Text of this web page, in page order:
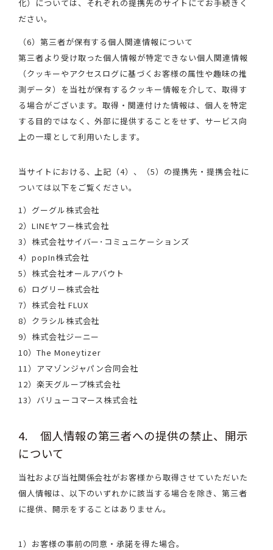
化）については、それぞれの提携先のサイトにてお手続きく
ださい。
（6）第三者が保有する個人関連情報について
第三者より受け取った個人情報が特定できない個人関連情報
（クッキーやアクセスログに基づくお客様の属性や趣味の推
測データ）を当社が保有するクッキー情報を介して、取得す
る場合がございます。取得・関連付けた情報は、個人を特定
する目的ではなく、外部に提供することをせず、サービス向
上の一環として利用いたします。
当サイトにおける、上記（4）、（5）の提携先・提携会社に
ついては以下をご覧ください。
1）グーグル株式会社
2）LINEヤフー株式会社
3）株式会社サイバー･コミュニケーションズ
4）popIn株式会社
5）株式会社オールアバウト
6）ログリー株式会社
7）株式会社 FLUX
8）クラシル株式会社
9）株式会社ジーニー
10）The Moneytizer
11）アマゾンジャパン合同会社
12）楽天グループ株式会社
13）バリューコマース株式会社
4. 個人情報の第三者への提供の禁止、開示
について
当社および当社関係会社がお客様から取得させていただいた
個人情報は、以下のいずれかに該当する場合を除き、第三者
に提供、開示をすることはありません。
1）お客様の事前の同意・承諾を得た場合。